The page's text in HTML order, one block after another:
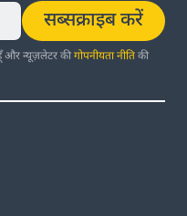
सब्सक्राइब करें
और न्यूज़लेटर कीगोपनीयता नीतिकी